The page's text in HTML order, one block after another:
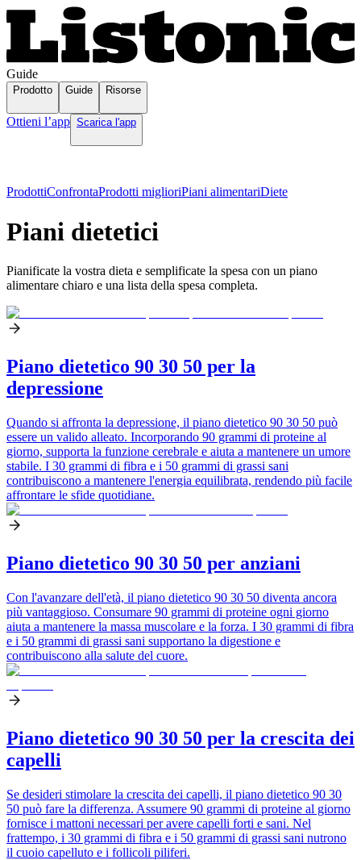
Guide
Prodotto Guide Risorse
Ottieni l’app Scarica l'app
ProdottiConfrontaProdotti miglioriPiani alimentariDiete
Piani dietetici
Pianificate la vostra dieta e semplificate la spesa con un piano
alimentare chiaro e una lista della spesa completa.
Piano dietetico 90 30 50 per la
depressione
Quando si affronta la depressione, il piano dietetico 90 30 50 può
essere un valido alleato. Incorporando 90 grammi di proteine al
giorno, supporta la funzione cerebrale e aiuta a mantenere un umore
stabile. I 30 grammi di fibra e i 50 grammi di grassi sani
contribuiscono a mantenere l'energia equilibrata, rendendo più facile
affrontare le sfide quotidiane.
Piano dietetico 90 30 50 per anziani
Con l'avanzare dell'età, il piano dietetico 90 30 50 diventa ancora
più vantaggioso. Consumare 90 grammi di proteine ogni giorno
aiuta a mantenere la massa muscolare e la forza. I 30 grammi di fibra
e i 50 grammi di grassi sani supportano la digestione e
contribuiscono alla salute del cuore.
Piano dietetico 90 30 50 per la crescita dei
capelli
Se desideri stimolare la crescita dei capelli, il piano dietetico 90 30
50 può fare la differenza. Assumere 90 grammi di proteine al giorno
fornisce i mattoni necessari per avere capelli forti e sani. Nel
frattempo, i 30 grammi di fibra e i 50 grammi di grassi sani nutrono
il cuoio capelluto e i follicoli piliferi.